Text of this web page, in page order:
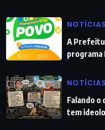
NOTÍCIAS
A
NOTÍCIAS
Falando o
tem